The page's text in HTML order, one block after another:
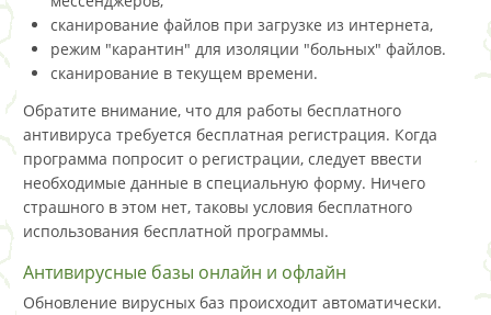
сканирование файлов при загрузке из интернета,
режим "карантин" для изоляции "больных" файлов.
сканирование в текущем времени.
Обратите внимание, что для работы бесплатного
антивируса требуется бесплатная регистрация. Когда
программа попросит о регистрации, следует ввести
необходимые данные в специальную форму. Ничего
страшного в этом нет, таковы условия бесплатного
использования бесплатной программы.
Антивирусные базы онлайн и офлайн
Обновление вирусных баз происходит автоматически.